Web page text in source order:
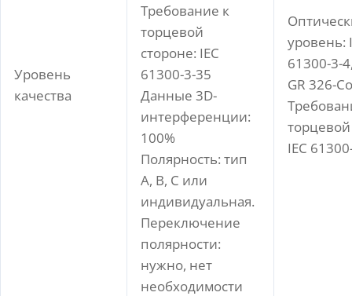
Уровень
качества
Требование к
торцевой
стороне: IEC
61300-3-35
Данные 3D-
интерференции:
100%
Полярность: тип
A, B, C или
индивидуальная.
Переключение
полярности:
нужно, нет
необходимости
уровень:
61300-3-
GR 326-
IEC